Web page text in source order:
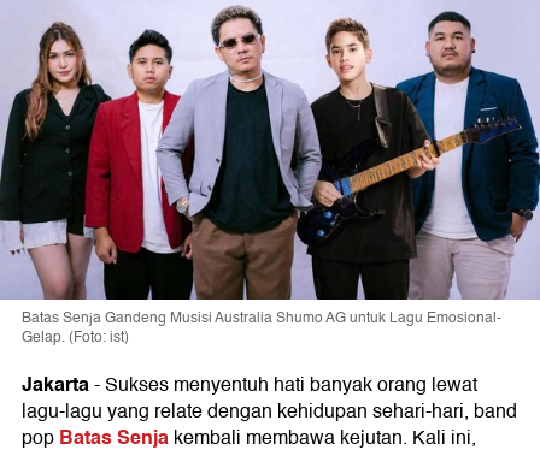
Batas Senja Gandeng Musisi Australia Shumo AG untuk Lagu Emosional-
Gelap. (Foto: ist)
Jakarta-Sukses menyentuh hati banyak orang lewat
lagu-lagu yang relate dengan kehidupan sehari-hari, band
popBatas Senjakembali membawa kejutan. Kali ini,